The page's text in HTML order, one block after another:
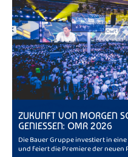
ZUKUNFT VON MORGEN
GENIESSEN: OMR 2026
Die Bauer Gruppe investiert in
und feiert die Premiere der neuen